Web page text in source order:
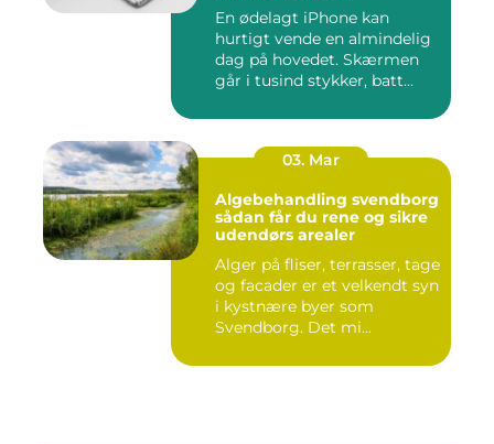
En ødelagt iPhone kan
hurtigt vende en almindelig
dag på hovedet. Skærmen
går i tusind stykker, batt...
03. Mar
Algebehandling svendborg
sådan får du rene og sikre
udendørs arealer
Alger på fliser, terrasser, tage
og facader er et velkendt syn
i kystnære byer som
Svendborg. Det mi...